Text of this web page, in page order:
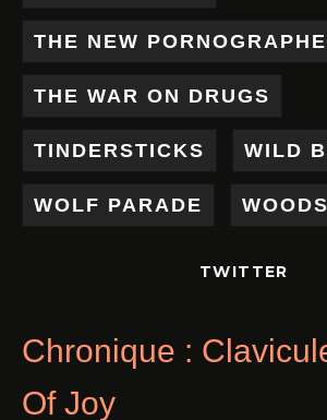
THE NEW
THE WAR ON DRUGS
TINDERSTICKS WILD
WOLF PARADE WOODS
TWITTER
Chronique :
Of Joy